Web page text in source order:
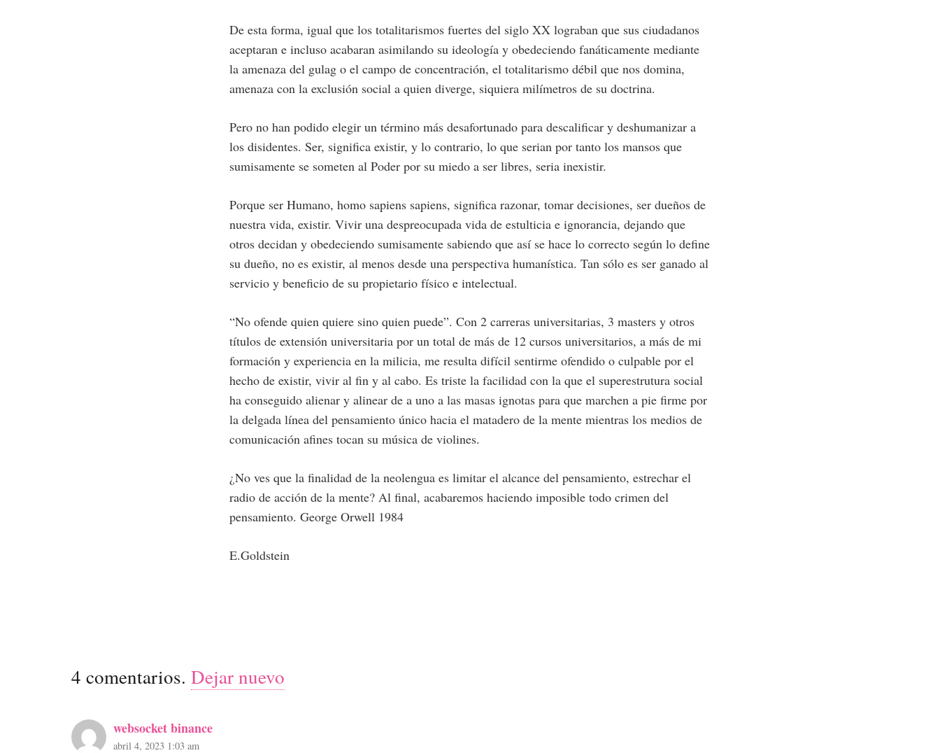
De esta forma, igual que los totalitarismos fuertes del siglo XX lograban que sus ciudadanos
aceptaran e incluso acabaran asimilando su ideología y obedeciendo fanáticamente mediante
la amenaza del gulag o el campo de concentración, el totalitarismo débil que nos domina,
amenaza con la exclusión social a quien diverge, siquiera milímetros de su doctrina.
Pero no han podido elegir un término más desafortunado para descalificar y deshumanizar a
los disidentes. Ser, significa existir, y lo contrario, lo que serian por tanto los mansos que
sumisamente se someten al Poder por su miedo a ser libres, seria inexistir.
Porque ser Humano, homo sapiens sapiens, significa razonar, tomar decisiones, ser dueños de
nuestra vida, existir. Vivir una despreocupada vida de estulticia e ignorancia, dejando que
otros decidan y obedeciendo sumisamente sabiendo que así se hace lo correcto según lo define
su dueño, no es existir, al menos desde una perspectiva humanística. Tan sólo es ser ganado al
servicio y beneficio de su propietario físico e intelectual.
“No ofende quien quiere sino quien puede”. Con 2 carreras universitarias, 3 masters y otros
títulos de extensión universitaria por un total de más de 12 cursos universitarios, a más de mi
formación y experiencia en la milicia, me resulta difícil sentirme ofendido o culpable por el
hecho de existir, vivir al fin y al cabo. Es triste la facilidad con la que el superestrutura social
ha conseguido alienar y alinear de a uno a las masas ignotas para que marchen a pie firme por
la delgada línea del pensamiento único hacia el matadero de la mente mientras los medios de
comunicación afines tocan su música de violines.
¿No ves que la finalidad de la neolengua es limitar el alcance del pensamiento, estrechar el
radio de acción de la mente? Al final, acabaremos haciendo imposible todo crimen del
pensamiento. George Orwell 1984
E.Goldstein
4 comentarios. Dejar nuevo
websocket binance
abril 4, 2023 1:03 am